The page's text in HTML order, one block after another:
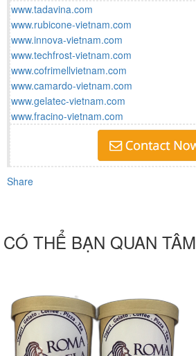
www.tadavina.com
www.rubicone-vietnam.com
www.innova-vietnam.com
www.techfrost-vietnam.com
www.cofrimellvietnam.com
www.camardo-vietnam.com
www.gelatec-vietnam.com
www.fracino-vietnam.com
Share
CÓ THỂ BẠN QUAN TÂM